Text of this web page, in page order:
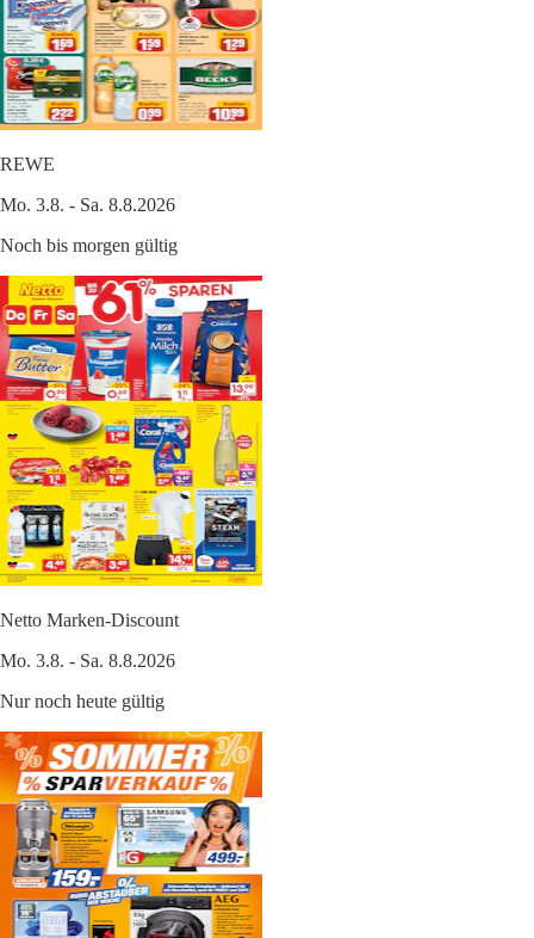
REWE
Mo. 3.8. - Sa. 8.8.2026
Noch bis morgen gültig
Netto Marken-Discount
Mo. 3.8. - Sa. 8.8.2026
Nur noch heute gültig